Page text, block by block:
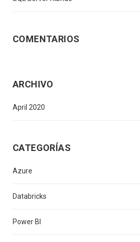
COMENTARIOS
ARCHIVO
April 2020
CATEGORÍAS
Azure
Databricks
Power BI